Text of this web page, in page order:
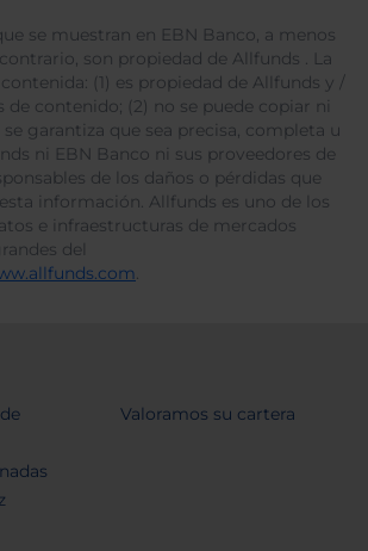
se muestran en EBN Banco, a menos
son propiedad de Allfunds . La
(1) es propiedad de Allfunds y /
de contenido; (2) no se puede copiar ni
garantiza que sea precisa, completa u
ni EBN Banco ni sus proveedores de
de los daños o pérdidas que
información. Allfunds es uno de los
e infraestructuras de mercados
del
.
Valoramos su cartera